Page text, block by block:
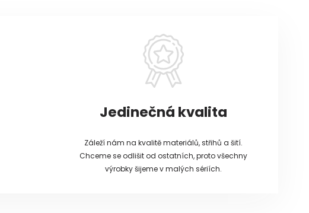
Jedinečná kvalita
Záleží nám na kvalitě materiálů, střihů a šití.
Chceme se odlišit od ostatních, proto všechny
výrobky šijeme v malých sériích.